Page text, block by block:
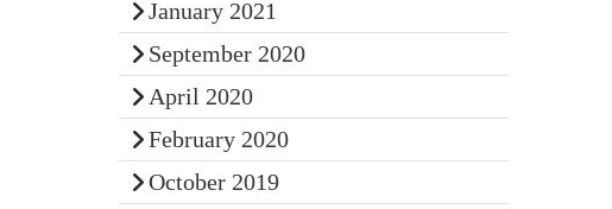
January 2021
September 2020
April 2020
February 2020
October 2019